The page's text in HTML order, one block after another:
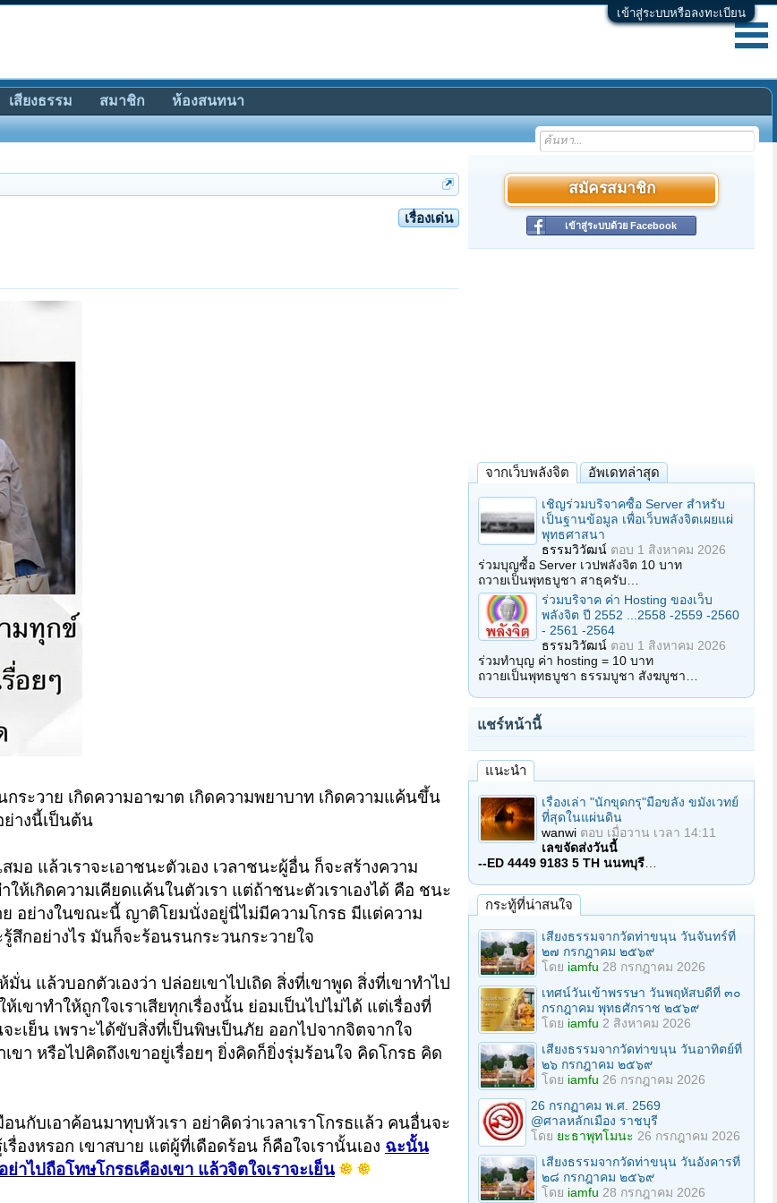
เข้าสู่ระบบหรือลงทะเบียน
เรื่องเด่น
กระวาย เกิดความอาฆาต เกิดความพยาบาท เกิดความแค้นขึ้น
ย่างนี้เป็นต้น
มอ แล้วเราจะเอาชนะตัวเอง เวลาชนะผู้อื่น ก็จะสร้างความ
ห้เกิดความเคียดแค้นในตัวเรา แต่ถ้าชนะตัวเราเองได้ คือ ชนะ
ย อย่างในขณะนี้ ญาติโยมนั่งอยู่นี่ไม่มีความโกรธ มีแต่ความ
สึกอย่างไร มันก็จะร้อนรนกระวนกระวายใจ
น แล้วบอกตัวเองว่า ปล่อยเขาไปเถิด สิ่งที่เขาพูด สิ่งที่เขาทำไป
ขาทำให้ถูกใจเราเสียทุกเรื่องนั้น ย่อมเป็นไปไม่ได้ แต่เรื่องที่
เย็น เพราะได้ขับสิ่งที่เป็นพิษเป็นภัย ออกไปจากจิตจากใจ
ขา หรือไปคิดถึงเขาอยู่เรื่อยๆ ยิ่งคิดก็ยิ่งรุ่มร้อนใจ คิดโกรธ คิด
นกับเอาค้อนมาทุบหัวเรา อย่าคิดว่าเวลาเราโกรธแล้ว คนอื่นจะ
รื่องหรอก เขาสบาย แต่ผู้ที่เดือดร้อน ก็คือใจเรานั้นเอง ฉะนั้น
าไปถือโทษโกรธเคืองเขา แล้วจิตใจเราจะเย็น
สมัครสมาชิก
เข้าสู่ระบบด้วย Facebook
จากเว็บพลังจิต อัพเดทล่าสุด
เชิญร่วมบริจาคซื้อ Server สำหรับ
เป็นฐานข้อมูล เพื่อเว็บพลังจิตเผยแผ่
พุทธศาสนา
ธรรมวิวัฒน์ ตอบ 1 สิงหาคม 2026
ร่วมบุญซื้อ Server เวปพลังจิต 10 บาท
ถวายเป็นพุทธบูชา สาธุครับ…
ร่วมบริจาค ค่า Hosting ของเว็บ
พลังจิต ปี 2552 ...2558 -2559 -2560
- 2561 -2564
ธรรมวิวัฒน์ ตอบ 1 สิงหาคม 2026
ร่วมทำบุญ ค่า hosting = 10 บาท
ถวายเป็นพุทธบูชา ธรรมบูชา สังฆบูชา…
แชร์หน้านี้
แนะนำ
เรื่องเล่า "นักขุดกรุ"มือขลัง ขมังเวทย์
ที่สุดในแผ่นดิน
wanwi ตอบ เมื่อวาน เวลา 14:11
เลขจัดส่งวันนี้
--ED 4449 9183 5 TH นนทบุรี
กระทู้ที่น่าสนใจ
เสียงธรรมจากวัดท่าขนุน วันจันทร์ที่
๒๗ กรกฎาคม ๒๕๖๙
โดย iamfu 28 กรกฎาคม 2026
เทศน์วันเข้าพรรษา วันพฤหัสบดีที่ ๓๐
กรกฎาคม พุทธศักราช ๒๕๖๙
โดย iamfu 2 สิงหาคม 2026
เสียงธรรมจากวัดท่าขนุน วันอาทิตย์ที่
๒๖ กรกฎาคม ๒๕๖๙
โดย iamfu 26 กรกฎาคม 2026
26 กรกฏาคม พ.ศ. 2569
@ศาลหลักเมือง ราชบุรี
โดย ยะธาพุทโมนะ 26 กรกฎาคม 2026
เสียงธรรมจากวัดท่าขนุน วันอังคารที่
๒๘ กรกฎาคม ๒๕๖๙
โดย iamfu 28 กรกฎาคม 2026
เสียงธรรม สมาชิก ห้องสนทนา